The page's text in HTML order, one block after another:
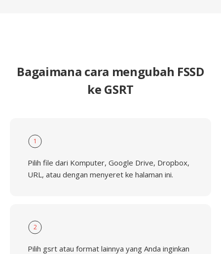
Bagaimana cara mengubah FSSD
ke GSRT
1
Pilih file dari Komputer, Google Drive, Dropbox,
URL, atau dengan menyeret ke halaman ini.
2
Pilih gsrt atau format lainnya yang Anda inginkan